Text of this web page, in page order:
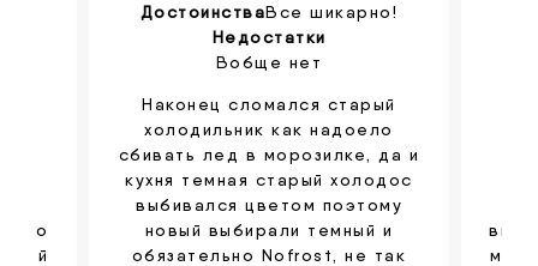
что
ДостоинстваВсе шикарно!
Недостатки
Вобще нет
Наконец сломался старый
холодильник как надоело
сбивать лед в морозилке, да и
кухня темная старый холодос
выбивался цветом поэтому
новый выбирали темный и
обязательно Nofrost, не так